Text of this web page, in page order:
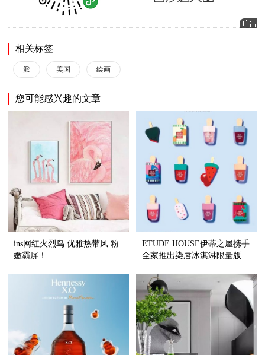
相关标签
派 美国 绘画
您可能感兴趣的文章
ins网红火烈鸟 优雅热带风 粉
嫩霸屏！
ETUDE HOUSE伊蒂之屋携手
全家推出染唇冰淇淋限量版